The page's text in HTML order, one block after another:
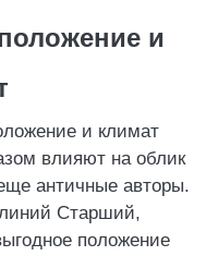
и
и климат
влияют на облик
античные авторы.
Старший,
положение